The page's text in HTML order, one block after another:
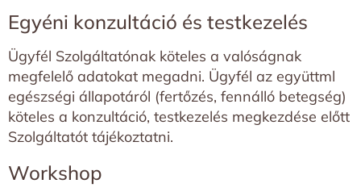
Egyéni konzultáció és testkezelés
Ügyfél Szolgáltatónak köteles a valóságnak
megfelelő adatokat megadni. Ügyfél az együttml
egészségi állapotáról (fertőzés, fennálló betegség)
köteles a konzultáció, testkezelés megkezdése előtt
Szolgáltatót tájékoztatni.
Workshop